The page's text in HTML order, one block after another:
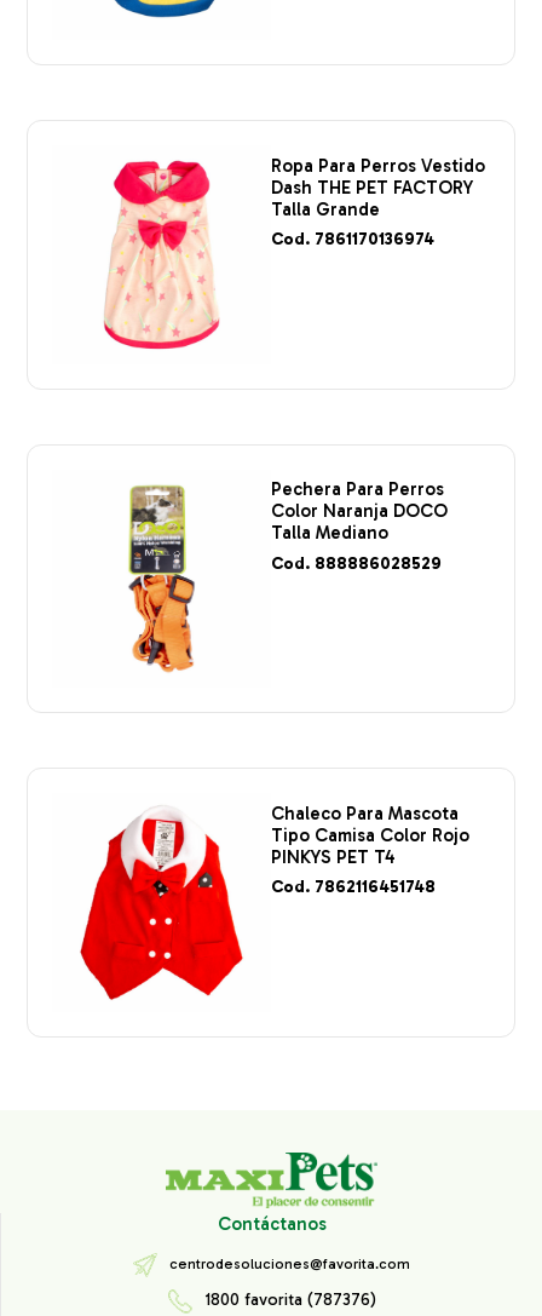
Ropa Para Perros Vestido
Dash THE PET FACTORY
Talla Grande
Cod. 7861170136974
Pechera Para Perros
Color Naranja DOCO
Talla Mediano
Cod. 888886028529
Chaleco Para Mascota
Tipo Camisa Color Rojo
PINKYS PET T4
Cod. 7862116451748
Contáctanos
centrodesoluciones@favorita.com
1800 favorita (787376)